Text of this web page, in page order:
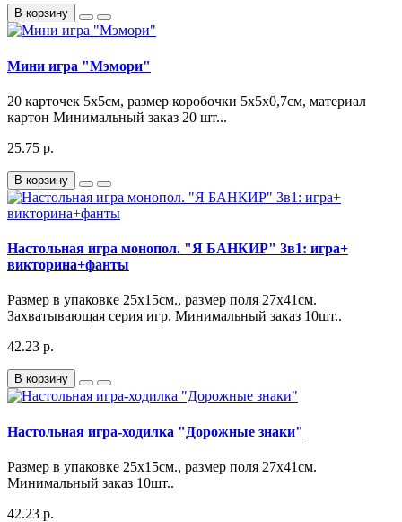
В корзину
Мини игра "Мэмори"
20 карточек 5х5см, размер коробочки 5х5х0,7см, материал
картон Минимальный заказ 20 шт...
25.75 р.
В корзину
Настольная игра монопол. "Я БАНКИР" 3в1: игра+
викторина+фанты
Размер в упаковке 25х15см., размер поля 27х41см.
Захватывающая серия игр. Минимальный заказ 10шт..
42.23 р.
В корзину
Настольная игра-ходилка "Дорожные знаки"
Размер в упаковке 25х15см., размер поля 27х41см.
Минимальный заказ 10шт..
42.23 р.